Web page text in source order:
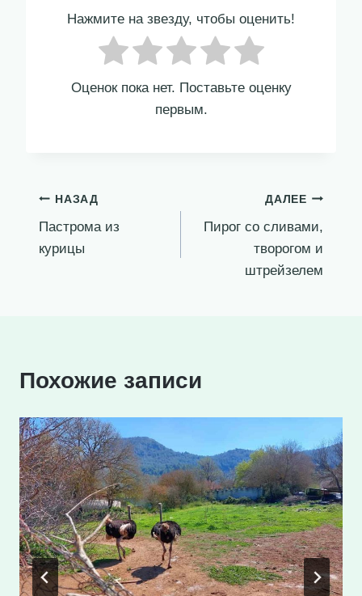
Нажмите на звезду, чтобы оценить!
Оценок пока нет. Поставьте оценку
первым.
Навигация
по
НАЗАД
Пастрома из
курицы
ДАЛЕЕ
Пирог со сливами,
творогом и
штрейзелем
Похожие записи